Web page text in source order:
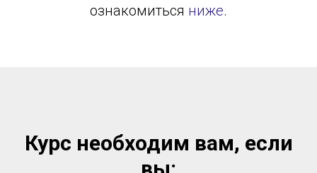
ознакомиться ниже.
Курс необходим вам, если